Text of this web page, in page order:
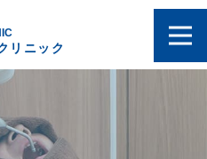
リニック